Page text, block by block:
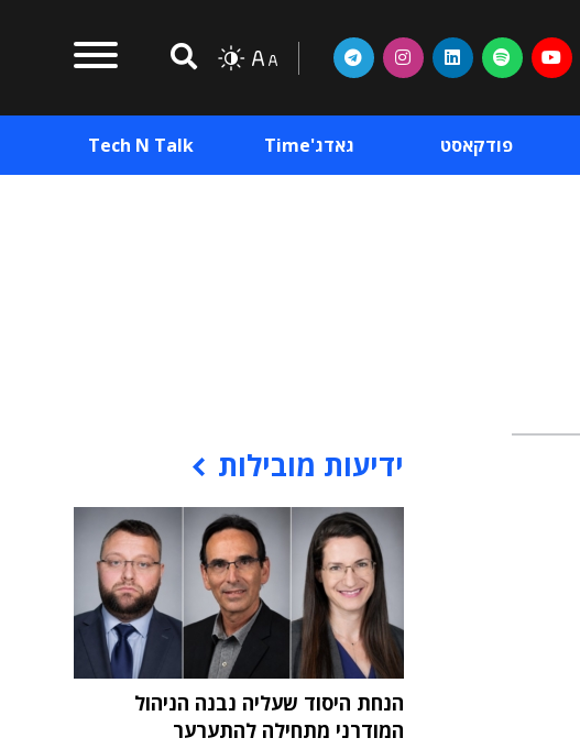
פודקאסט גאדג'Time Tech N Talk
ידיעות מובילות
הנחת היסוד שעליה נבנה הניהול
המודרני מתחילה להתערער